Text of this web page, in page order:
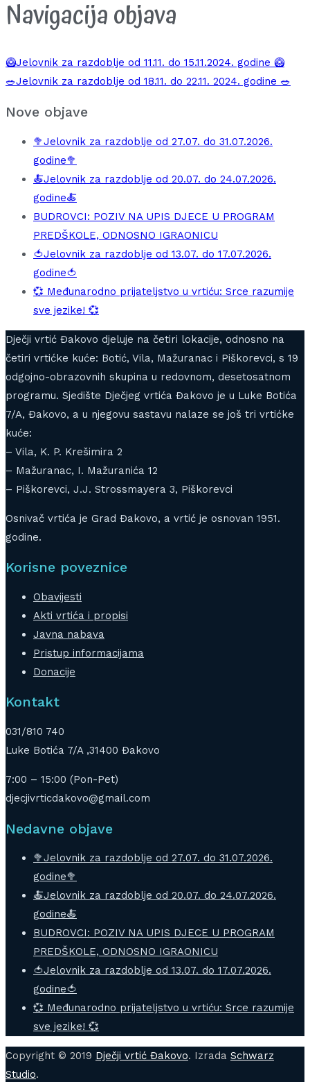
Navigacija objava
🥝Jelovnik za razdoblje od 11.11. do 15.11.2024. godine 🥝
🥗Jelovnik za razdoblje od 18.11. do 22.11. 2024. godine 🥗
Nove objave
🥦Jelovnik za razdoblje od 27.07. do 31.07.2026.
godine🥦
🍝Jelovnik za razdoblje od 20.07. do 24.07.2026.
godine🍝
BUDROVCI: POZIV NA UPIS DJECE U PROGRAM
PREDŠKOLE, ODNOSNO IGRAONICU
🍅Jelovnik za razdoblje od 13.07. do 17.07.2026.
godine🍅
💞 Međunarodno prijateljstvo u vrtiću: Srce razumije
sve jezike! 💞
Dječji vrtić Đakovo djeluje na četiri lokacije, odnosno na
četiri vrtićke kuće: Botić, Vila, Mažuranac i Piškorevci, s 19
odgojno-obrazovnih skupina u redovnom, desetosatnom
programu. Sjedište Dječjeg vrtića Đakovo je u Luke Botića
7/A, Đakovo, a u njegovu sastavu nalaze se još tri vrtićke
kuće:
– Vila, K. P. Krešimira 2
– Mažuranac, I. Mažuranića 12
– Piškorevci, J.J. Strossmayera 3, Piškorevci
Osnivač vrtića je Grad Đakovo, a vrtić je osnovan 1951.
godine.
Korisne poveznice
Obavijesti
Akti vrtića i propisi
Javna nabava
Pristup informacijama
Donacije
Kontakt
031/810 740
Luke Botića 7/A ,31400 Đakovo
7:00 – 15:00 (Pon-Pet)
djecjivrticdakovo@gmail.com
Nedavne objave
🥦Jelovnik za razdoblje od 27.07. do 31.07.2026.
godine🥦
🍝Jelovnik za razdoblje od 20.07. do 24.07.2026.
godine🍝
BUDROVCI: POZIV NA UPIS DJECE U PROGRAM
PREDŠKOLE, ODNOSNO IGRAONICU
🍅Jelovnik za razdoblje od 13.07. do 17.07.2026.
godine🍅
💞 Međunarodno prijateljstvo u vrtiću: Srce razumije
sve jezike! 💞
Copyright © 2019 Dječji vrtić Đakovo. Izrada Schwarz
Studio.